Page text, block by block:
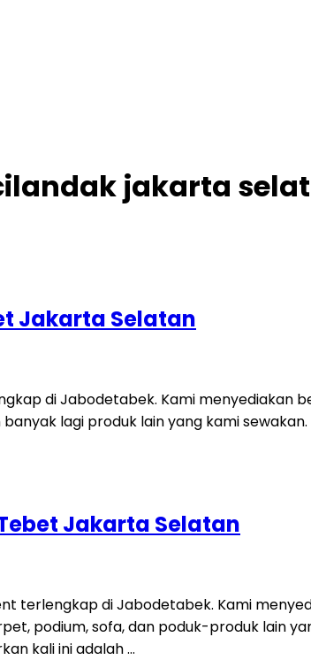
jakarta
Jakarta Selatan
di Jabodetabek. Kami menyediakan
lagi produk lain yang kami
Jakarta Selatan
terlengkap di Jabodetabek. Kami
podium, sofa, dan poduk-produk lain
kali ini adalah …